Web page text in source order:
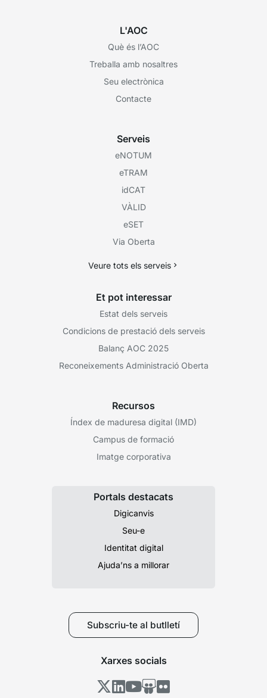
L'AOC
Què és l’AOC
Treballa amb nosaltres
Seu electrònica
Contacte
Serveis
eNOTUM
eTRAM
idCAT
VÀLID
eSET
Via Oberta
Veure tots els serveis
Et pot interessar
Estat dels serveis
Condicions de prestació dels serveis
Balanç AOC 2025
Reconeixements Administració Oberta
Recursos
Índex de maduresa digital (IMD)
Campus de formació
Imatge corporativa
Portals destacats
Digicanvis
Seu-e
Identitat digital
Ajuda’ns a millorar
Subscriu-te al butlletí
Xarxes socials